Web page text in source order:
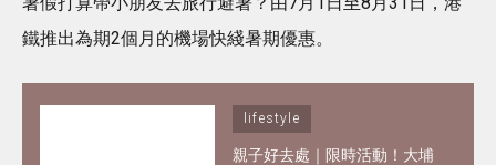
鐵推出為期2個月的機場快綫暑期優惠。
lifestyle
親子好去處｜限時活動！大埔